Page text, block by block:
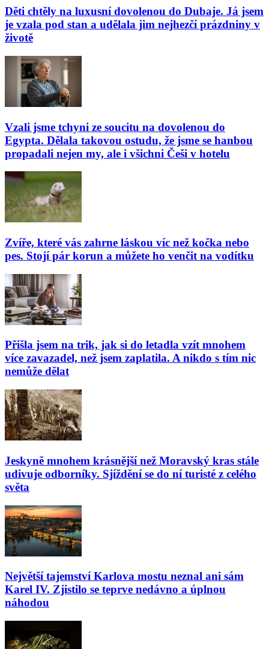
Děti chtěly na luxusní dovolenou do Dubaje. Já jsem
je vzala pod stan a udělala jim nejhezčí prázdniny v
životě
Vzali jsme tchyni ze soucitu na dovolenou do
Egypta. Dělala takovou ostudu, že jsme se hanbou
propadali nejen my, ale i všichni Češi v hotelu
Zvíře, které vás zahrne láskou víc než kočka nebo
pes. Stojí pár korun a můžete ho venčit na vodítku
Přišla jsem na trik, jak si do letadla vzít mnohem
více zavazadel, než jsem zaplatila. A nikdo s tím nic
nemůže dělat
Jeskyně mnohem krásnější než Moravský kras stále
udivuje odborníky. Sjíždění se do ní turisté z celého
světa
Největší tajemství Karlova mostu neznal ani sám
Karel IV. Zjistilo se teprve nedávno a úplnou
náhodou